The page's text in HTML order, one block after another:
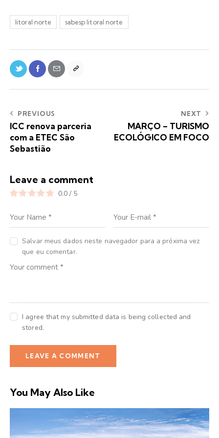
litoral norte sabesp litoral norte
PREVIOUS
ICC renova parceria
com a ETEC São
Sebastião
NEXT
MARÇO – TURISMO
ECOLÓGICO EM FOCO
Leave a comment
0.0 / 5
Salvar meus dados neste navegador para a próxima vez
que eu comentar.
I agree that my submitted data is being collected and
stored.
You May Also Like